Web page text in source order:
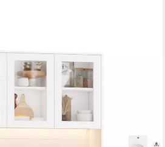
Buffetschrank mit LED Sideboard
& Arbeitsplatte 180x100x38,5cm